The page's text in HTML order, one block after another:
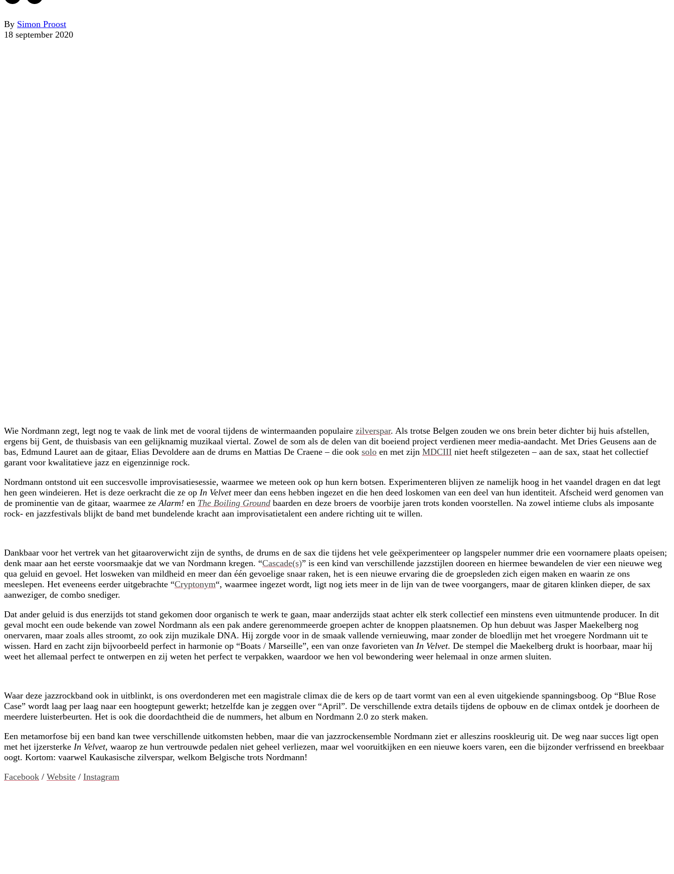
By Simon Proost
18 september 2020
Wie Nordmann zegt, legt nog te vaak de link met de vooral tijdens de wintermaanden populaire zilverspar. Als trotse Belgen zouden we ons brein beter dichter bij huis afstellen,
ergens bij Gent, de thuisbasis van een gelijknamig muzikaal viertal. Zowel de som als de delen van dit boeiend project verdienen meer media-aandacht. Met Dries Geusens aan de
bas, Edmund Lauret aan de gitaar, Elias Devoldere aan de drums en Mattias De Craene – die ook solo en met zijn MDCIII niet heeft stilgezeten – aan de sax, staat het collectief
garant voor kwalitatieve jazz en eigenzinnige rock.
Nordmann ontstond uit een succesvolle improvisatiesessie, waarmee we meteen ook op hun kern botsen. Experimenteren blijven ze namelijk hoog in het vaandel dragen en dat legt
hen geen windeieren. Het is deze oerkracht die ze op In Velvet meer dan eens hebben ingezet en die hen deed loskomen van een deel van hun identiteit. Afscheid werd genomen van
de prominentie van de gitaar, waarmee ze Alarm! en The Boiling Ground baarden en deze broers de voorbije jaren trots konden voorstellen. Na zowel intieme clubs als imposante
rock- en jazzfestivals blijkt de band met bundelende kracht aan improvisatietalent een andere richting uit te willen.
Dankbaar voor het vertrek van het gitaaroverwicht zijn de synths, de drums en de sax die tijdens het vele geëxperimenteer op langspeler nummer drie een voornamere plaats opeisen;
denk maar aan het eerste voorsmaakje dat we van Nordmann kregen. “Cascade(s)” is een kind van verschillende jazzstijlen dooreen en hiermee bewandelen de vier een nieuwe weg
qua geluid en gevoel. Het losweken van mildheid en meer dan één gevoelige snaar raken, het is een nieuwe ervaring die de groepsleden zich eigen maken en waarin ze ons
meeslepen. Het eveneens eerder uitgebrachte “Cryptonym“, waarmee ingezet wordt, ligt nog iets meer in de lijn van de twee voorgangers, maar de gitaren klinken dieper, de sax
aanweziger, de combo snediger.
Dat ander geluid is dus enerzijds tot stand gekomen door organisch te werk te gaan, maar anderzijds staat achter elk sterk collectief een minstens even uitmuntende producer. In dit
geval mocht een oude bekende van zowel Nordmann als een pak andere gerenommeerde groepen achter de knoppen plaatsnemen. Op hun debuut was Jasper Maekelberg nog
onervaren, maar zoals alles stroomt, zo ook zijn muzikale DNA. Hij zorgde voor in de smaak vallende vernieuwing, maar zonder de bloedlijn met het vroegere Nordmann uit te
wissen. Hard en zacht zijn bijvoorbeeld perfect in harmonie op “Boats / Marseille”, een van onze favorieten van In Velvet. De stempel die Maekelberg drukt is hoorbaar, maar hij
weet het allemaal perfect te ontwerpen en zij weten het perfect te verpakken, waardoor we hen vol bewondering weer helemaal in onze armen sluiten.
Waar deze jazzrockband ook in uitblinkt, is ons overdonderen met een magistrale climax die de kers op de taart vormt van een al even uitgekiende spanningsboog. Op “Blue Rose
Case” wordt laag per laag naar een hoogtepunt gewerkt; hetzelfde kan je zeggen over “April”. De verschillende extra details tijdens de opbouw en de climax ontdek je doorheen de
meerdere luisterbeurten. Het is ook die doordachtheid die de nummers, het album en Nordmann 2.0 zo sterk maken.
Een metamorfose bij een band kan twee verschillende uitkomsten hebben, maar die van jazzrockensemble Nordmann ziet er alleszins rooskleurig uit. De weg naar succes ligt open
met het ijzersterke In Velvet, waarop ze hun vertrouwde pedalen niet geheel verliezen, maar wel vooruitkijken en een nieuwe koers varen, een die bijzonder verfrissend en breekbaar
oogt. Kortom: vaarwel Kaukasische zilverspar, welkom Belgische trots Nordmann!
Facebook / Website / Instagram